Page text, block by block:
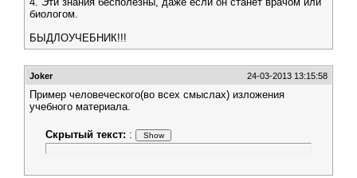
биологом.
БЫДЛОУЧЕБНИК!!!
Joker 24-03-2013 13:15:58
Пример человеческого(во всех смыслах) изложения
учебного материала.
Скрытый текст: :